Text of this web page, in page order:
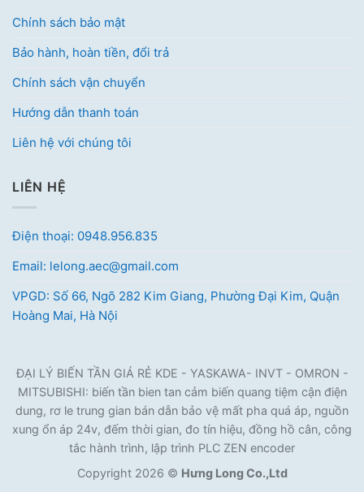
Chính sách bảo mật
Bảo hành, hoàn tiền, đổi trả
Chính sách vận chuyển
Hướng dẫn thanh toán
Liên hệ với chúng tôi
LIÊN HỆ
Điện thoại: 0948.956.835
Email: lelong.aec@gmail.com
VPGD: Số 66, Ngõ 282 Kim Giang, Phường Đại Kim, Quận
Hoàng Mai, Hà Nội
ĐẠI LÝ BIẾN TẦN GIÁ RẺ KDE - YASKAWA- INVT - OMRON -
MITSUBISHI: biến tần bien tan cảm biến quang tiệm cận điện
dung, rơ le trung gian bán dẫn bảo vệ mất pha quá áp, nguồn
xung ổn áp 24v, đếm thời gian, đo tín hiệu, đồng hồ cân, công
tắc hành trình, lập trình PLC ZEN encoder
Copyright 2026 © Hưng Long Co.,Ltd